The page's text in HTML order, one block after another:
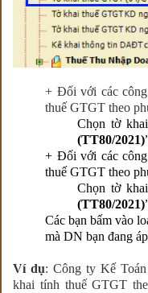
+ Đối với các
thuế GTGT theo
Chọn tờ
(TT80/2021)
+ Đối với các
thuế GTGT theo
Chọn tờ
(TT80/2021)
Các bạn bấm vào
mà DN bạn đang
Ví dụ: Công ty Kế
khai tính thuế GTGT